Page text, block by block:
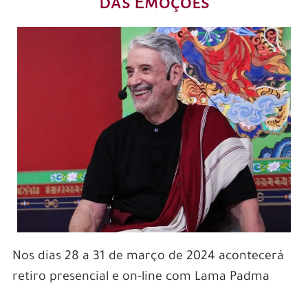
Nos dias 28 a 31 de março de 2024 acontecerá
retiro presencial e on-line com Lama Padma